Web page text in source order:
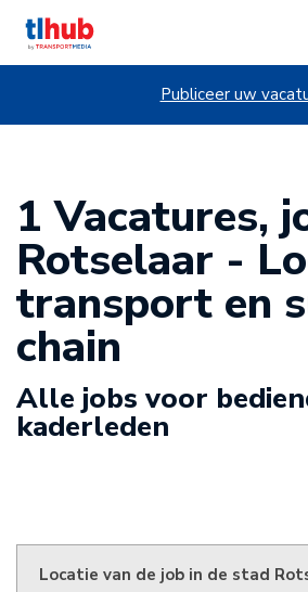
Publiceer uw
1 Vacatures,
Rotselaar -
transport en
chain
Alle jobs voor
kaderleden
Locatie van de job in de stad